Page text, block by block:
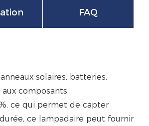
FAQ
solaires, batteries,
composants.
ce qui permet de capter
ce lampadaire peut fournir